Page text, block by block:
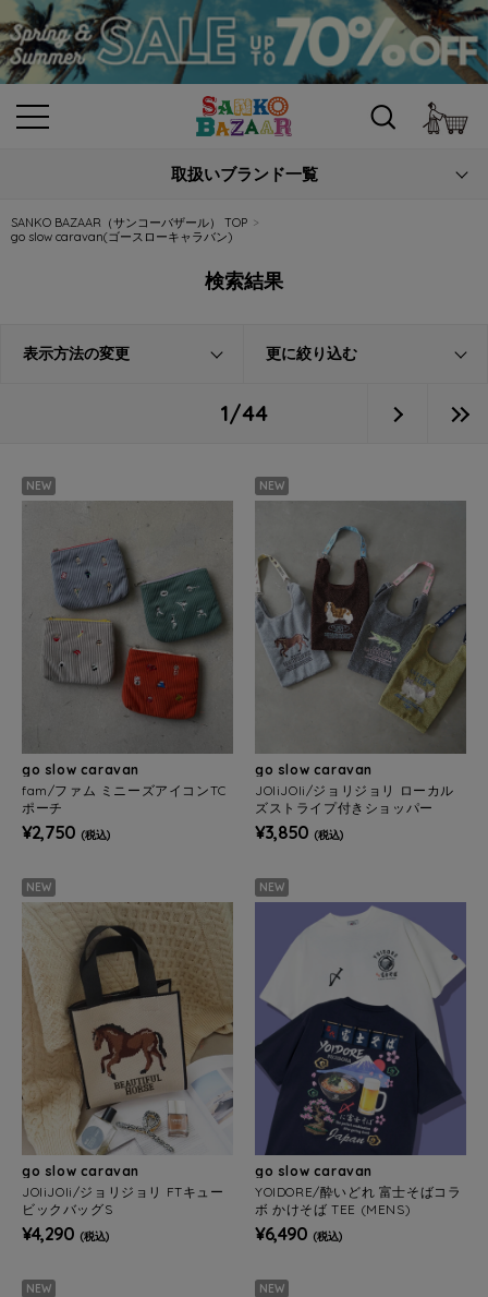
取扱いブランド一覧
SANKO BAZAAR（サンコーバザール） TOP
go slow caravan(ゴースローキャラバン)
検索結果
表示方法の変更 更に絞り込む
1/44
NEW
go slow caravan
fam/ファム ミニーズアイコンTC
ポーチ
¥2,750 (税込)
NEW
go slow caravan
JOliJOli/ジョリジョリ ローカル
ズストライプ付きショッパー
¥3,850 (税込)
NEW
go slow caravan
JOliJOli/ジョリジョリ FTキュー
ビックバッグS
¥4,290 (税込)
NEW
go slow caravan
YOIDORE/酔いどれ 富士そばコラ
ボ かけそば TEE (MENS)
¥6,490 (税込)
NEW NEW